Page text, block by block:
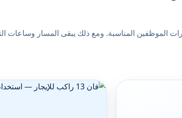
الموظفين المناسبة. ومع ذلك يبقى المسار وساعات